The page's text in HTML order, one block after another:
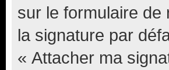
sur le formulaire de
la signature par
« Attacher ma